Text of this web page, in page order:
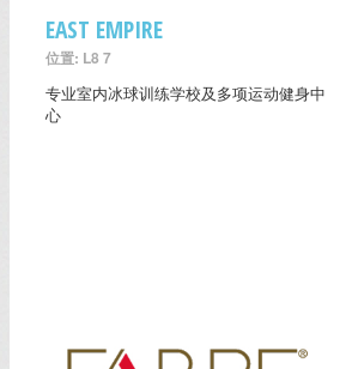
EAST EMPIRE
位置: L8 7
专业室内冰球训练学校及多项运动健身中
心